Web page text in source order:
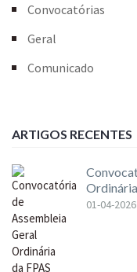
Convocatórias
Geral
Comunicado
ARTIGOS RECENTES
01-04-2026